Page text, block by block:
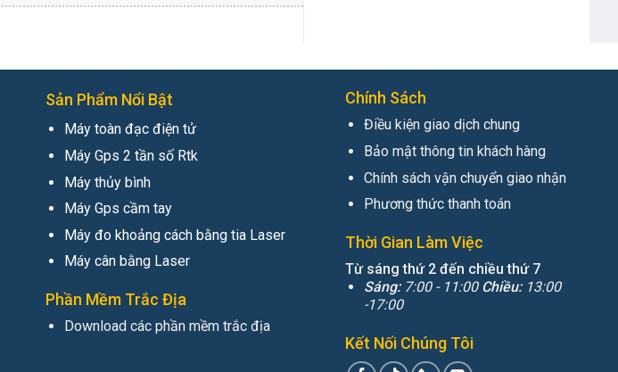
Sản Phẩm Nổi Bật
Máy toàn đạc điện tử
Máy Gps 2 tần số Rtk
Máy thủy bình
Máy Gps cầm tay
Máy đo khoảng cách bằng tia Laser
Máy cân bằng Laser
Phần Mềm Trắc Địa
Download các phần mềm trắc địa
Chính Sách
Điều kiện giao dịch chung
Bảo mật thông tin khách hàng
Chính sách vận chuyển giao nhận
Phương thức thanh toán
Thời Gian Làm Việc
Từ sáng thứ 2 đến chiều thứ 7
Sáng: 7:00 - 11:00 Chiều: 13:00
-17:00
Kết Nối Chúng Tôi